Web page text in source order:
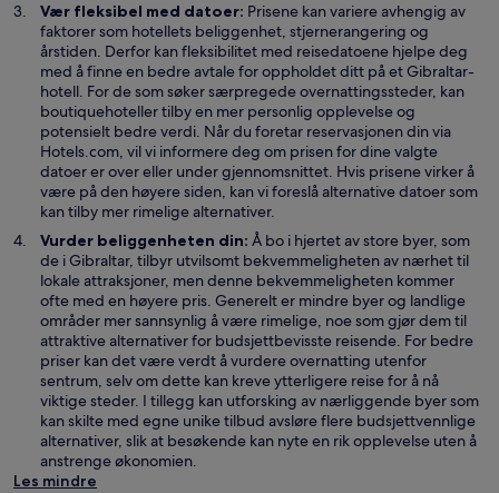
t
v
i
n
d
u
Vær fleksibel med datoer: Prisene kan variere avhengig av
faktorer som hotellets beliggenhet, stjernerangering og
årstiden. Derfor kan fleksibilitet med reisedatoene hjelpe deg
med å finne en bedre avtale for oppholdet ditt på et Gibraltar-
hotell. For de som søker særpregede overnattingssteder, kan
boutiquehoteller tilby en mer personlig opplevelse og
potensielt bedre verdi. Når du foretar reservasjonen din via
Hotels.com, vil vi informere deg om prisen for dine valgte
datoer er over eller under gjennomsnittet. Hvis prisene virker å
være på den høyere siden, kan vi foreslå alternative datoer som
kan tilby mer rimelige alternativer.
Vurder beliggenheten din: Å bo i hjertet av store byer, som
de i Gibraltar, tilbyr utvilsomt bekvemmeligheten av nærhet til
lokale attraksjoner, men denne bekvemmeligheten kommer
ofte med en høyere pris. Generelt er mindre byer og landlige
områder mer sannsynlig å være rimelige, noe som gjør dem til
attraktive alternativer for budsjettbevisste reisende. For bedre
priser kan det være verdt å vurdere overnatting utenfor
sentrum, selv om dette kan kreve ytterligere reise for å nå
viktige steder. I tillegg kan utforsking av nærliggende byer som
kan skilte med egne unike tilbud avsløre flere budsjettvennlige
alternativer, slik at besøkende kan nyte en rik opplevelse uten å
anstrenge økonomien.
Les mindre